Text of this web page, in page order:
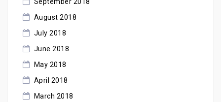
August 2018
July 2018
June 2018
May 2018
April 2018
March 2018